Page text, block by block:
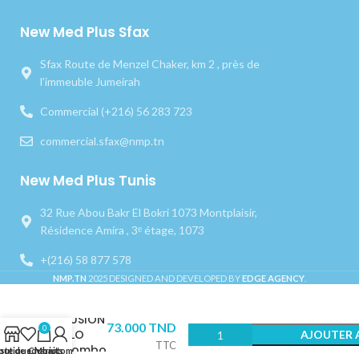
New Med Plus Sfax
Sfax Route de Menzel Chaker, km 2 , près de
l’immeuble Jumeirah
Commercial (+216) 56 283 723
commercial.sfax@nmp.tn
New Med Plus Tunis
32 Rue Abou Bakr El Bokri 1073 Montplaisir,
Résidence Amira , 3ᵉ étage, 1073
+(216) 58 877 578
NMP.TN 2025 DESIGNED AND DEVELOPED BYEDGE AGENCY
Résine
FUSION
FLO
combo
73.000 TND
TTC
AJOUTER
de souhaits
0
Chariot
Mon compte